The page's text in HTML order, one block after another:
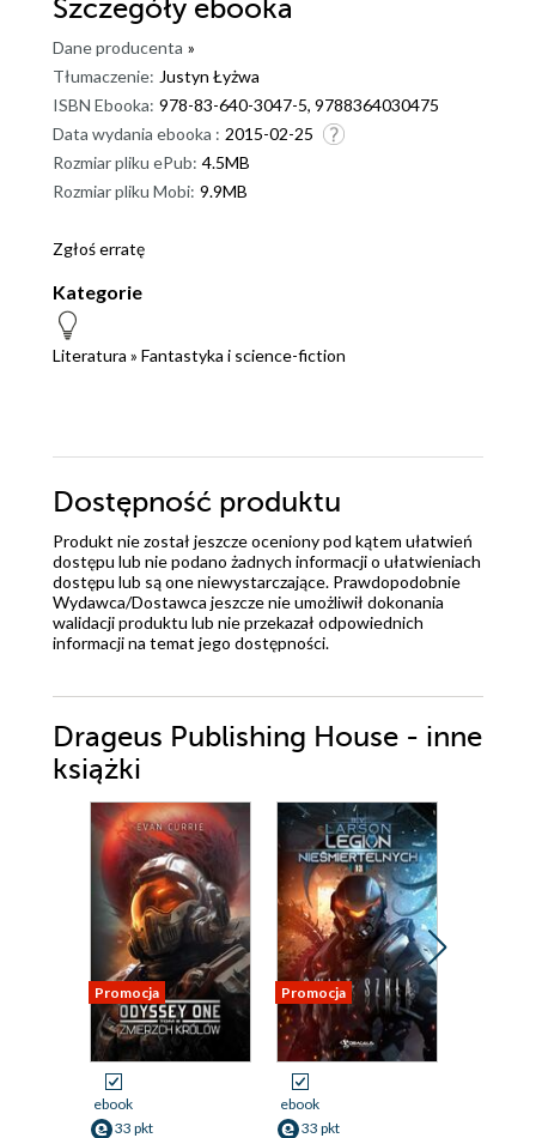
Szczegóły ebooka
Dane producenta »
Tłumaczenie: Justyn Łyżwa
ISBN Ebooka: 978-83-640-3047-5, 9788364030475
Data wydania ebooka : 2015-02-25
Rozmiar pliku ePub: 4.5MB
Rozmiar pliku Mobi: 9.9MB
Zgłoś erratę
Kategorie
Literatura » Fantastyka i science-fiction
Dostępność produktu
Produkt nie został jeszcze oceniony pod kątem ułatwień
dostępu lub nie podano żadnych informacji o ułatwieniach
dostępu lub są one niewystarczające. Prawdopodobnie
Wydawca/Dostawca jeszcze nie umożliwił dokonania
walidacji produktu lub nie przekazał odpowiednich
informacji na temat jego dostępności.
Drageus Publishing House - inne
książki
Promocja
ebook
33 pkt
Promocja
ebook
33 pkt